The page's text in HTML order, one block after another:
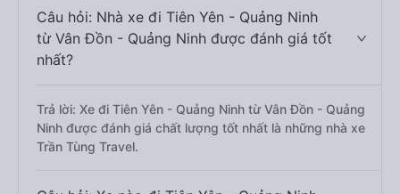
Câu hỏi: Nhà xe đi Tiên Yên - Quảng Ninh
từ Vân Đồn - Quảng Ninh được đánh giá tốt
nhất?
Trả lời: Xe đi Tiên Yên - Quảng Ninh từ Vân Đồn - Quảng
Ninh được đánh giá chất lượng tốt nhất là những nhà xe
Trần Tùng Travel.